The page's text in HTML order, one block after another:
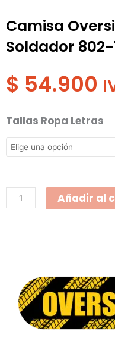
Camisa
Soldador 802-
$ 54.900
Tallas Ropa Letras
Camisa
Oversize
Hombre
Soldador
802-
Añadir al